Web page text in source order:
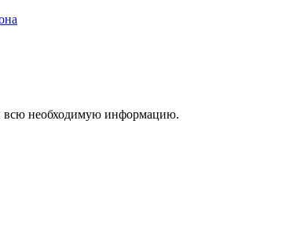
всю необходимую информацию.